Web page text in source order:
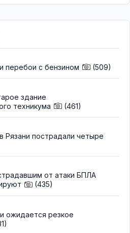
перебои с бензином (509)
здание
техникума
(461)
Рязани пострадали четыре
от атаки БПЛА
(435)
ожидается резкое